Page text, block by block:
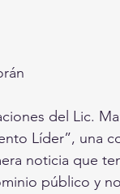
San Pedro
del Lic.
Líder”, una
noticia que
público y